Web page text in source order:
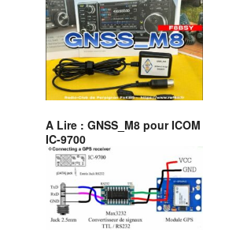
A Lire : GNSS_M8 pour ICOM
IC-9700